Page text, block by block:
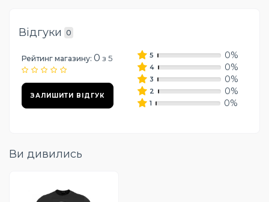
Відгуки 0
Рейтинг магазину: 0 з 5
ЗАЛИШИТИ ВІДГУК
5 0%
4 0%
3 0%
2 0%
1 0%
Ви дивились